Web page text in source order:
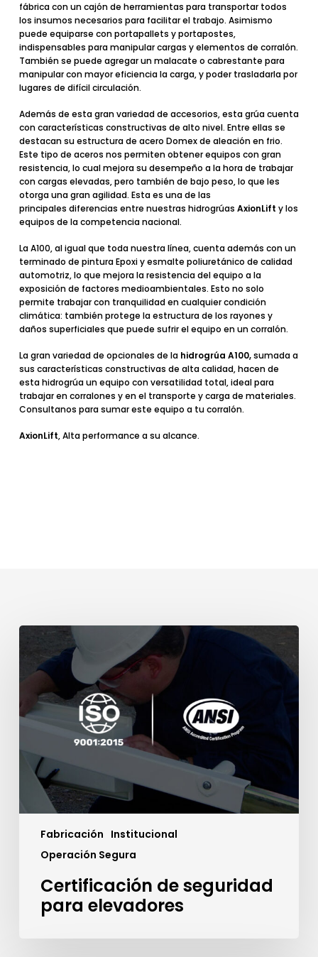
fábrica con un cajón de herramientas para transportar todos
los insumos necesarios para facilitar el trabajo. Asimismo
puede equiparse con portapallets y portapostes,
indispensables para manipular cargas y elementos de corralón.
También se puede agregar un malacate o cabrestante para
manipular con mayor eficiencia la carga, y poder trasladarla por
lugares de difícil circulación.
Además de esta gran variedad de accesorios, esta grúa cuenta
concaracterísticas constructivas de alto nivel. Entre ellas se
destacan su estructura de acero Domex de aleación en frio.
Este tipo de aceros nos permiten obtener equipos con gran
resistencia, lo cual mejora su desempeño a la hora de trabajar
con cargas elevadas, pero también de bajo peso, lo que les
otorga unagran agilidad. Esta es una de las
principales diferencias entre nuestras hidrogrúas AxionLift y los
equipos de la competencia nacional.
La A100, al igual que toda nuestra línea, cuenta además con un
terminado de pintura Epoxi y esmalte poliuretánico de calidad
automotriz, lo que mejora laresistencia del equipo a la
exposición de factores medioambientales. Esto no solo
permite trabajar con tranquilidad en cualquier condición
climática: tambiénprotege la estructura de los rayones y
daños superficiales que puede sufrir el equipo en un corralón.
La gran variedad de opcionales de lahidrogrúa A100,sumada a
sus características constructivas de alta calidad, hacen de
esta hidrogrúa un equipo con versatilidad total, ideal para
trabajar en corralones y en el transporte y carga de materiales.
Consultanos para sumar este equipo a tu corralón.
AxionLift, Alta performance a su alcance.
Fabricación Institucional
Operación Segura
Certificación
seguridad
para
Certificación de seguridad
para elevadores